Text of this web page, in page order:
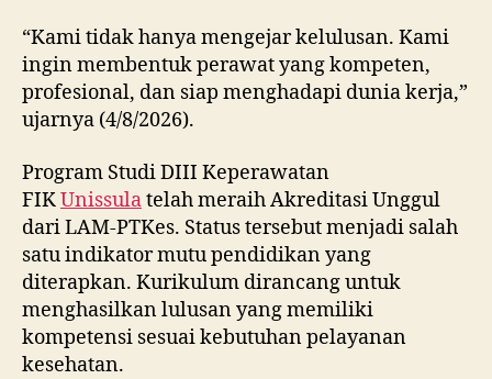
“Kami tidak hanya mengejar kelulusan. Kami
ingin membentuk perawat yang kompeten,
profesional, dan siap menghadapi dunia kerja,”
ujarnya (4/8/2026).
Program Studi DIII Keperawatan
FIKUnissulatelah meraih Akreditasi Unggul
dari LAM-PTKes. Status tersebut menjadi salah
satu indikator mutu pendidikan yang
diterapkan. Kurikulum dirancang untuk
menghasilkan lulusan yang memiliki
kompetensi sesuai kebutuhan pelayanan
kesehatan.